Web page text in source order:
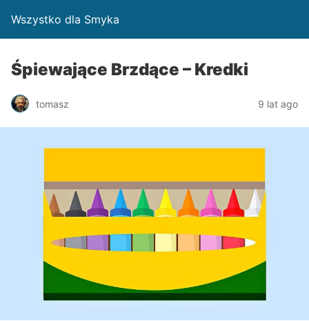
Wszystko dla Smyka
Śpiewające Brzdące – Kredki
tomasz 9 lat ago